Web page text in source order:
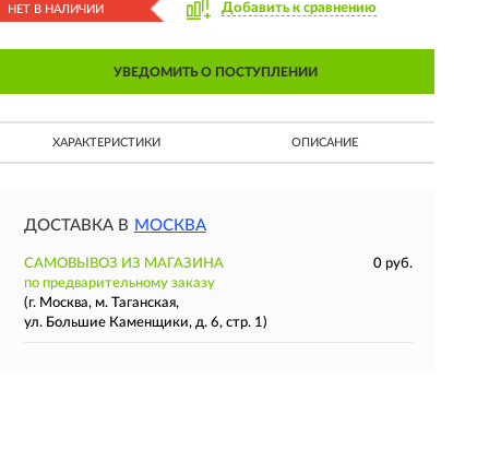
НЕТ В НАЛИЧИИ Добавить к сравнению
УВЕДОМИТЬ О ПОСТУПЛЕНИИ
ХАРАКТЕРИСТИКИ ОПИСАНИЕ
ДОСТАВКА В МОСКВА
САМОВЫВОЗ ИЗ МАГАЗИНА
0 руб.
по предварительному заказу
(г. Москва, м. Таганская,
ул. Большие Каменщики, д. 6, стр. 1)